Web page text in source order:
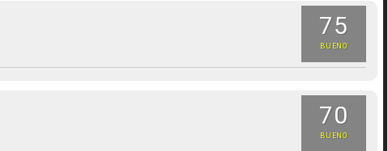
75
BUENO
70
BUENO